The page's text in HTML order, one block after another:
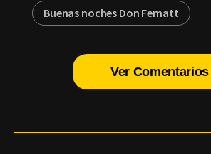
Buenas noches Don Fematt
Ver Comentarios